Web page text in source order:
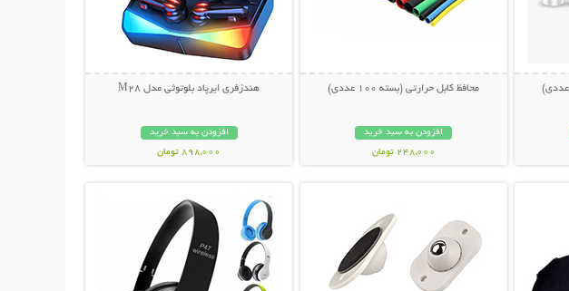
محافظ کابل حرارتی (بسته 100 عددی)
افزودن به سبد خرید
248,000 تومان
هندزفری ایرپاد بلوتوثی مدل M28
افزودن به سبد خرید
898,000 تومان